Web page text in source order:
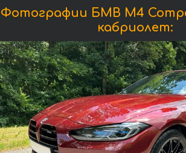
Фотографии БМВ M4
кабриолет: